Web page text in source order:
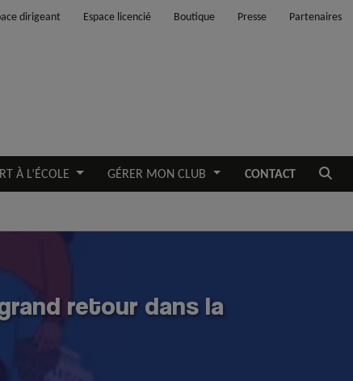
dirigeant Espace licencié Boutique Presse Partenaires
À L’ÉCOLE GÉRER MON CLUB CONTACT
retour dans la